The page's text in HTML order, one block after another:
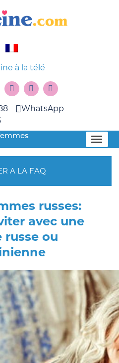
à la télé
WhatsApp
A LA FAQ
russes:
avec une
russe ou